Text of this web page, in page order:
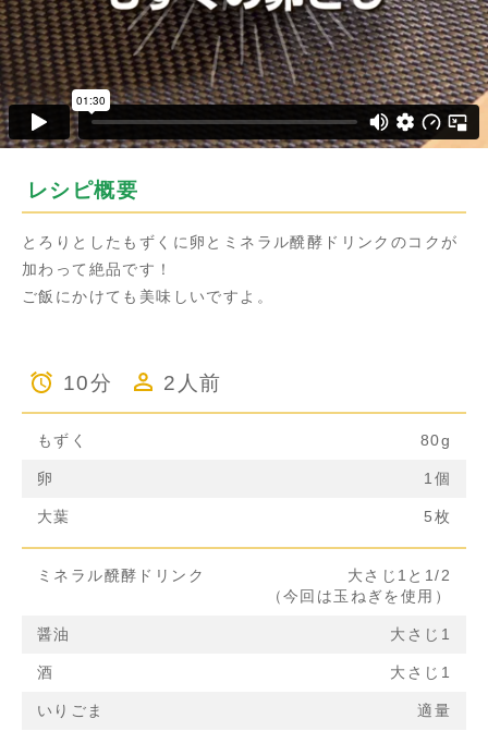
レシピ概要
とろりとしたもずくに卵とミネラル醗酵ドリンクのコクが
加わって絶品です！
ご飯にかけても美味しいですよ。
10分 2人前
もずく 80g
卵 1個
大葉 5枚
ミネラル醗酵ドリンク
大さじ1と1/2
（今回は玉ねぎを使用）
醤油 大さじ1
酒 大さじ1
いりごま 適量